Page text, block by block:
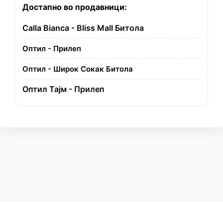
Достапно во продавници:
Calla Bianca - Bliss Mall Битола
Оптил - Прилеп
Оптил - Широк Сокак Битола
Оптил Тајм - Прилеп